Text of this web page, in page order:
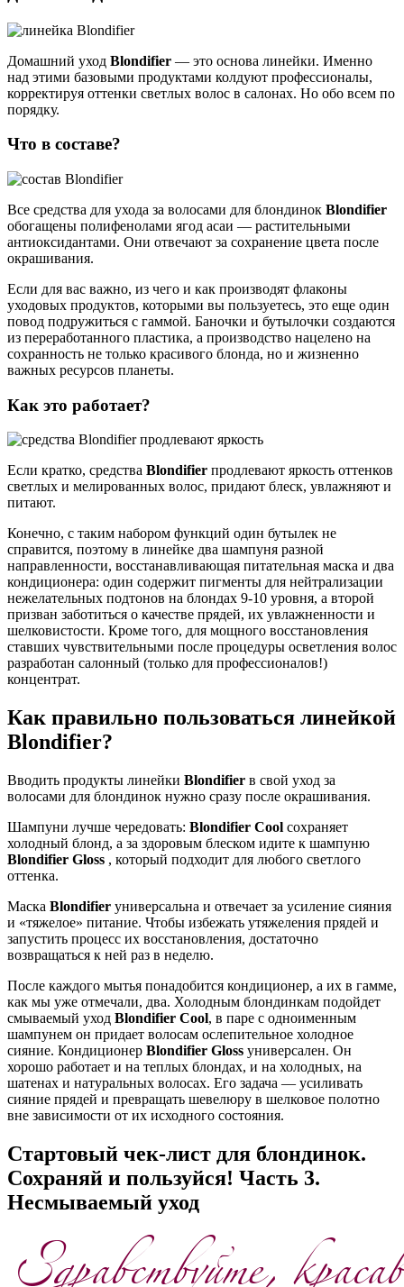
Домашний уход Blondifier — это основа линейки. Именно
над этими базовыми продуктами колдуют профессионалы,
корректируя оттенки светлых волос в салонах. Но обо всем по
порядку.
Что в составе?
Все средства для ухода за волосами для блондинок Blondifier
обогащены полифенолами ягод асаи — растительными
антиоксидантами. Они отвечают за сохранение цвета после
окрашивания.
Если для вас важно, из чего и как производят флаконы
уходовых продуктов, которыми вы пользуетесь, это еще один
повод подружиться с гаммой. Баночки и бутылочки создаются
из переработанного пластика, а производство нацелено на
сохранность не только красивого блонда, но и жизненно
важных ресурсов планеты.
Как это работает?
Если кратко, средства Blondifier продлевают яркость оттенков
светлых и мелированных волос, придают блеск, увлажняют и
питают.
Конечно, с таким набором функций один бутылек не
справится, поэтому в линейке два шампуня разной
направленности, восстанавливающая питательная маска и два
кондиционера: один содержит пигменты для нейтрализации
нежелательных подтонов на блондах 9-10 уровня, а второй
призван заботиться о качестве прядей, их увлажненности и
шелковистости. Кроме того, для мощного восстановления
ставших чувствительными после процедуры осветления волос
разработан салонный (только для профессионалов!)
концентрат.
Как правильно пользоваться линейкой
Blondifier?
Вводить продукты линейки Blondifier в свой уход за
волосами для блондинок нужно сразу после окрашивания.
Шампуни лучше чередовать: Blondifier Cool сохраняет
холодный блонд, а за здоровым блеском идите к шампуню
Blondifier Gloss , который подходит для любого светлого
оттенка.
Маска Blondifier универсальна и отвечает за усиление сияния
и «тяжелое» питание. Чтобы избежать утяжеления прядей и
запустить процесс их восстановления, достаточно
возвращаться к ней раз в неделю.
После каждого мытья понадобится кондиционер, а их в гамме,
как мы уже отмечали, два. Холодным блондинкам подойдет
смываемый уход Blondifier Cool, в паре с одноименным
шампунем он придает волосам ослепительное холодное
сияние. Кондиционер Blondifier Gloss универсален. Он
хорошо работает и на теплых блондах, и на холодных, на
шатенах и натуральных волосах. Его задача — усиливать
сияние прядей и превращать шевелюру в шелковое полотно
вне зависимости от их исходного состояния.
Стартовый чек-лист для блондинок.
Сохраняй и пользуйся! Часть 3.
Несмываемый уход